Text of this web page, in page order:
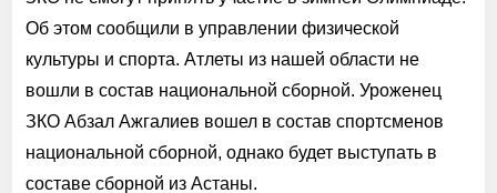
Об этом сообщили в управлении физической
культуры и спорта. Атлеты из нашей области не
вошли в состав национальной сборной. Уроженец
ЗКО Абзал Ажгалиев вошел в состав спортсменов
национальной сборной, однако будет выступать в
составе сборной из Астаны.